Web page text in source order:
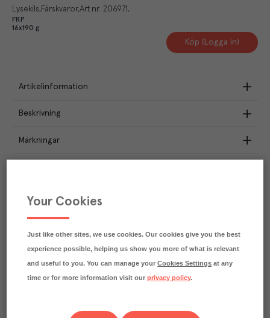
Lysekils Färskvaror Art.nr. 206971
FRP
16x190 g
Köp (Logga in)
Artikelinformation
Beskrivning
Märkningar
Klimatavtryck
utsläppen av 46.4 kg koldioxid.
Läs mer om hur vi beräknar klimatavtryck
Your Cookies
Just like other sites, we use cookies. Our cookies give you the best
experience possible, helping us show you more of what is relevant
and useful to you. You can manage yourCookies Settings at any
time or for more information visit ourprivacy policy.